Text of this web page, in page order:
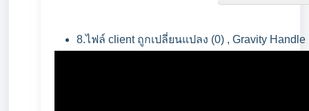
8.ไฟล์ client ถูกเปลี่ยนแปลง (0) , Gravity